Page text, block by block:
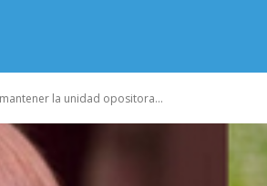
la unidad opositora...